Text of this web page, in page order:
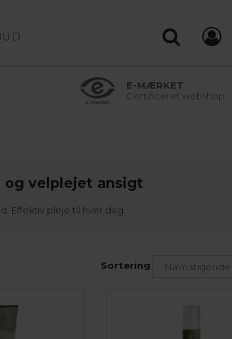
E-MÆRKET
Certificeret webshop
velplejet ansigt
Effektiv pleje til hver dag.
Sortering